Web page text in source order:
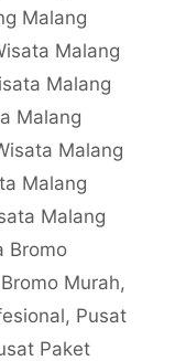
Malang
Malang
Malang
Malang
Malang
Malang
Malang
Bromo
Murah,
, Pusat
Paket